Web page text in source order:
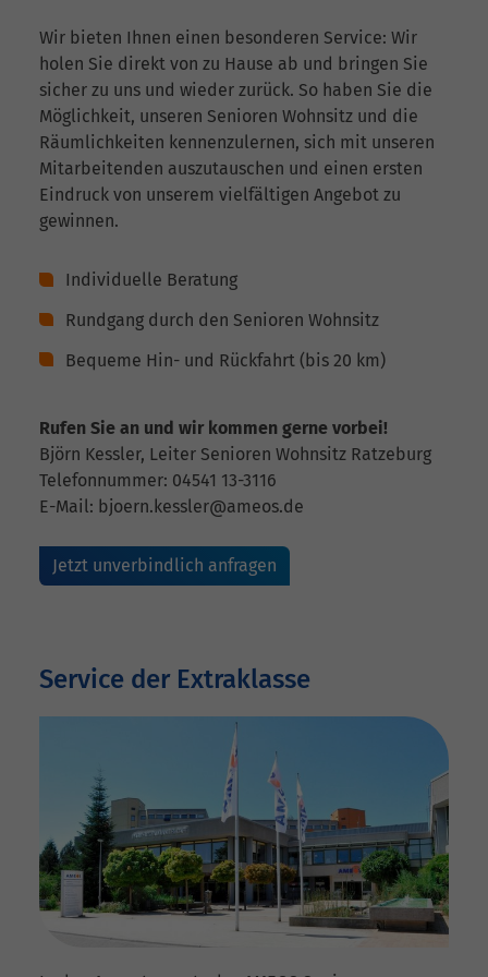
Wir bieten Ihnen einen besonderen Service: Wir
holen Sie direkt von zu Hause ab und bringen Sie
sicher zu uns und wieder zurück. So haben Sie die
Möglichkeit, unseren Senioren Wohnsitz und die
Räumlichkeiten kennenzulernen, sich mit unseren
Mitarbeitenden auszutauschen und einen ersten
Eindruck von unserem vielfältigen Angebot zu
gewinnen.
Individuelle Beratung
Rundgang durch den Senioren Wohnsitz
Bequeme Hin- und Rückfahrt (bis 20 km)
Rufen Sie an und wir kommen gerne vorbei!
Björn Kessler, Leiter Senioren Wohnsitz Ratzeburg
Telefonnummer: 04541 13-3116
E-Mail: bjoern.kessler@ameos.de
Jetzt unverbindlich anfragen
Service der Extraklasse